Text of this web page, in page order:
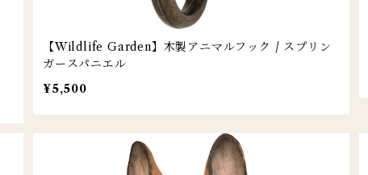
【Wildlife Garden】木製アニマルフック / スプリン
ガースパニエル
¥5,500